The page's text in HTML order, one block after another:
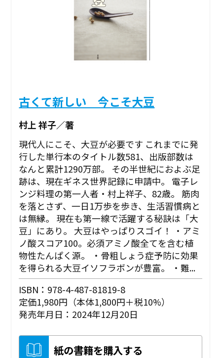
古くて新しい 今こそ大豆
村上 祥子／著
現代人にこそ、大豆が必要です これまでに発
行した単行本のタイトル数581、出版部数は
なんと累計1290万部。 その半世紀におよぶ足
跡は、現在ギネス世界記録に申請中。 電子レ
ンジ料理の第一人者・村上祥子、82歳。 筋肉
を落とさず、一日1万歩を歩き、生活習慣病と
は無縁。 現在も第一線で活躍する秘訣は「大
豆」にあり。 大豆はやっぱりスゴイ！ ・アミ
ノ酸スコア100。必須アミノ酸全てを含む植
物性たんぱく源。 ・骨粗しょう症予防に効果
を得られる大豆イソフラボンが豊富。 ・難...
ISBN：978-4-487-81819-8
定価1,980円（本体1,800円＋税10%）
発売年月日：2024年12月20日
紙の書籍を購入する